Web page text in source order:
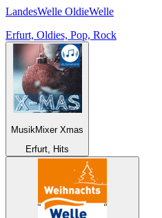
LandesWelle OldieWelle
Erfurt, Oldies, Pop, Rock
MusikMixer Xmas
Erfurt, Hits